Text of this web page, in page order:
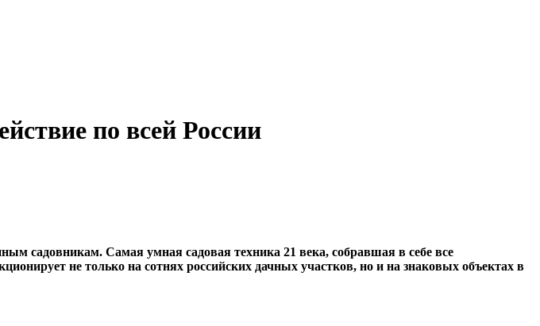
по всей России
садовникам. Самая умная садовая техника 21 века, собравшая в себе все
не только на сотнях российских дачных участков, но и на знаковых объектах в